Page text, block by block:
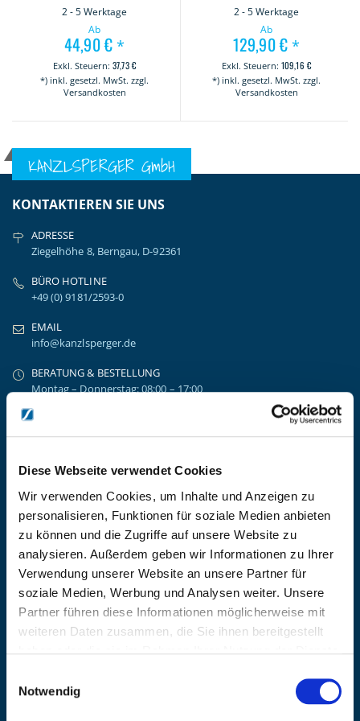
Diese Webseite verwendet Cookies
Wir verwenden Cookies, um Inhalte und Anzeigen zu
personalisieren, Funktionen für soziale Medien anbieten
zu können und die Zugriffe auf unsere Website zu
analysieren. Außerdem geben wir Informationen zu Ihrer
Verwendung unserer Website an unsere Partner für
soziale Medien, Werbung und Analysen weiter. Unsere
Partner führen diese Informationen möglicherweise mit
weiteren Daten zusammen, die Sie ihnen bereitgestellt
Notwendig
2 - 5 Werktage
Ab
44,90 €*
37,73 €
*) inkl. gesetzl. MwSt. zzgl.
Versandkosten
2 - 5 Werktage
Ab
129,90 €*
109,16 €
*) inkl. gesetzl. MwSt. zzgl.
Versandkosten
KANZLSPERGER GmbH
KONTAKTIEREN SIE UNS
ADRESSE
Ziegelhöhe 8, Berngau, D-92361
BÜRO HOTLINE
+49 (0) 9181/2593-0
EMAIL
info@kanzlsperger.de
BERATUNG & BESTELLUNG
Montag – Donnerstag: 08:00 – 17:00
UNTERNEHMEN
Kontaktieren Sie uns
AGB nebst Kundeninformationen
Impressum
INFORMATIONEN
Preisvorschlag erstellen
Versandkosten & Lieferinformationen
Zahlungsbedingungen
Datenschutzerklärung
Widerrufsbelehrung
Erhalten Sie die neuesten Informationen zu Veranstaltungen,